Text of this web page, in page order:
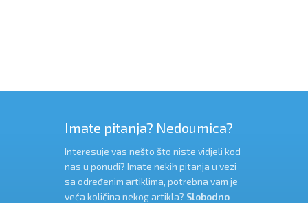
Imate pitanja? Nedoumica?
Interesuje vas nešto što niste vidjeli kod
nas u ponudi? Imate nekih pitanja u vezi
sa određenim artiklima, potrebna vam je
veća količina nekog artikla? Slobodno